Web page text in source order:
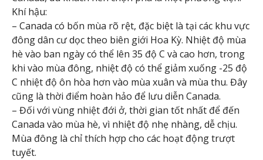
Khí hậu:
– Canada có bốn mùa rõ rệt, đặc biệt là tại các khu vực
đông dân cư dọc theo biên giới Hoa Kỳ. Nhiệt độ mùa
hè vào ban ngày có thể lên 35 độ C và cao hơn, trong
khi vào mùa đông, nhiệt độ có thể giảm xuống -25 độ
C nhiệt độ ôn hòa hơn vào mùa xuân và mùa thu. Đây
cũng là thời điểm hoàn hảo để lưu diễn Canada.
– Đối với vùng nhiệt đới ở, thời gian tốt nhất để đến
Canada vào mùa hè, vì nhiệt độ nhẹ nhàng, dễ chịu.
Mùa đông là chỉ thích hợp cho các hoạt động trượt
tuyết.